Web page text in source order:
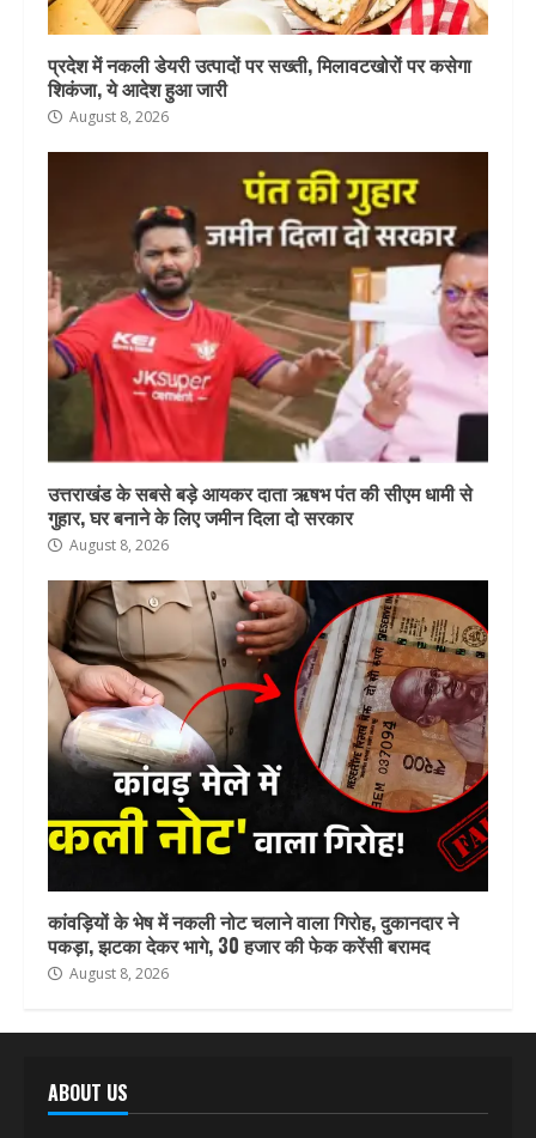
प्रदेश में नकली डेयरी उत्पादों पर सख्ती, मिलावटखोरों पर कसेगा
शिकंजा, ये आदेश हुआ जारी
August 8, 2026
उत्तराखंड के सबसे बड़े आयकर दाता ऋषभ पंत की सीएम धामी से
गुहार, घर बनाने के लिए जमीन दिला दो सरकार
August 8, 2026
कांवड़ियों के भेष में नकली नोट चलाने वाला गिरोह, दुकानदार ने
पकड़ा, झटका देकर भागे, 30 हजार की फेक करेंसी बरामद
August 8, 2026
ABOUT US